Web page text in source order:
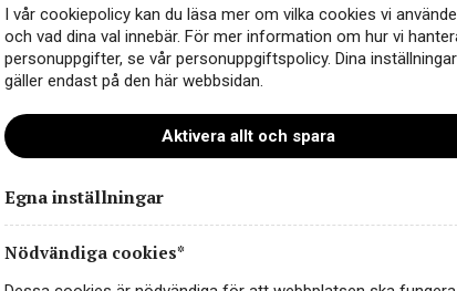
I vår cookiepolicy kan du läsa mer om vilka cookies vi
och vad dina val innebär. För mer information om hur vi
personuppgifter, se vår personuppgiftspolicy. Dina inställningar
gäller endast på den här webbsidan.
Aktivera allt och spara
Egna inställningar
Nödvändiga cookies*